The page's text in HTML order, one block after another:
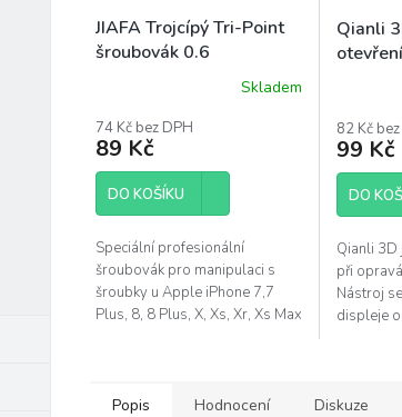
JIAFA Trojcípý Tri-Point
šroubovák 0.6
produktu
je
4,1
5
hvězdiček.
Skladem
74 Kč bez DPH
89 Kč
DO KOŠÍKU
Speciální profesionální
šroubovák pro manipulaci s
šroubky u Apple iPhone 7,7
Plus, 8, 8 Plus, X, Xs, Xr, Xs Max
Qianli
82 Kč
99 Kč
DO
Qianli 3D
při
Nástroj
displeje
Popis Hodnocení Diskuze